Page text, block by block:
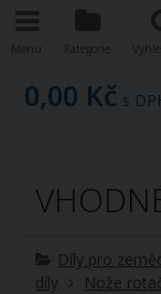
0,00 Kč s
Díly pro
díly
Nože
Menu Kategorie